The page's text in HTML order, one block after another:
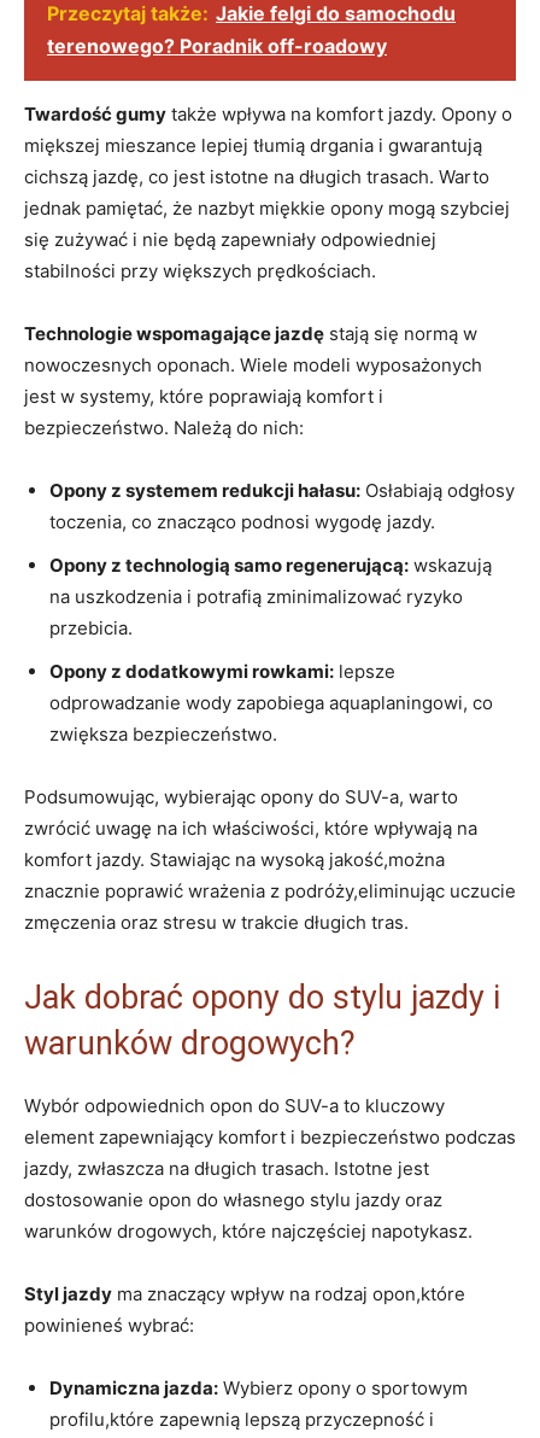
Przeczytaj także: Jakie felgi do samochodu
terenowego? Poradnik off-roadowy
Twardość gumy także wpływa na komfort jazdy. Opony o
miększej mieszance lepiej tłumią drgania i gwarantują
cichszą jazdę, co jest istotne na długich trasach. Warto
jednak pamiętać, że nazbyt miękkie opony mogą szybciej
się zużywać i nie będą zapewniały odpowiedniej
stabilności przy większych prędkościach.
Technologie wspomagające jazdę stają się normą w
nowoczesnych oponach. Wiele modeli wyposażonych
jest w systemy, które poprawiają komfort i
bezpieczeństwo. Należą do nich:
Opony z systemem redukcji hałasu: Osłabiają odgłosy
toczenia, co znacząco podnosi wygodę jazdy.
Opony z technologią samo regenerującą: wskazują
na uszkodzenia i potrafią zminimalizować ryzyko
przebicia.
Opony z dodatkowymi rowkami: lepsze
odprowadzanie wody zapobiega aquaplaningowi, co
zwiększa bezpieczeństwo.
Podsumowując, wybierając opony do SUV-a, warto
zwrócić uwagę na ich właściwości, które wpływają na
komfort jazdy. Stawiając na wysoką jakość,można
znacznie poprawić wrażenia z podróży,eliminując uczucie
zmęczenia oraz stresu w trakcie długich tras.
Jak dobrać opony do stylu jazdy i
warunków drogowych?
Wybór odpowiednich opon do SUV-a to kluczowy
element zapewniający komfort i bezpieczeństwo podczas
jazdy, zwłaszcza na długich trasach. Istotne jest
dostosowanie opon do własnego stylu jazdy oraz
warunków drogowych, które najczęściej napotykasz.
Styl jazdy ma znaczący wpływ na rodzaj opon,które
powinieneś wybrać:
Dynamiczna jazda: Wybierz opony o sportowym
profilu,które zapewnią lepszą przyczepność i